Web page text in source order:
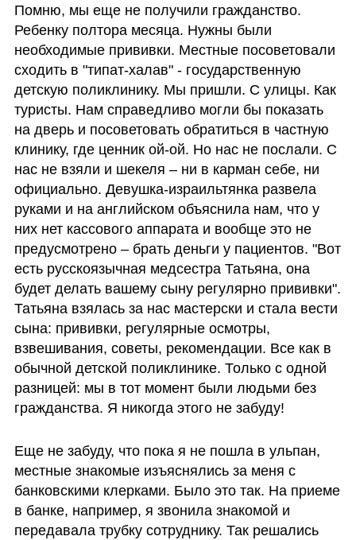
Помню, мы еще не получили гражданство.
Ребенку полтора месяца. Нужны были
необходимые прививки. Местные посоветовали
сходить в "типат-халав" - государственную
детскую поликлинику. Мы пришли. С улицы. Как
туристы. Нам справедливо могли бы показать
на дверь и посоветовать обратиться в частную
клинику, где ценник ой-ой. Но нас не послали. С
нас не взяли и шекеля – ни в карман себе, ни
официально. Девушка-израильтянка развела
руками и на английском объяснила нам, что у
них нет кассового аппарата и вообще это не
предусмотрено – брать деньги у пациентов. "Вот
есть русскоязычная медсестра Татьяна, она
будет делать вашему сыну регулярно прививки".
Татьяна взялась за нас мастерски и стала вести
сына: прививки, регулярные осмотры,
взвешивания, советы, рекомендации. Все как в
обычной детской поликлинике. Только с одной
разницей: мы в тот момент были людьми без
гражданства. Я никогда этого не забуду!
Еще не забуду, что пока я не пошла в ульпан,
местные знакомые изъяснялись за меня с
банковскими клерками. Было это так. На приеме
в банке, например, я звонила знакомой и
передавала трубку сотруднику. Так решались